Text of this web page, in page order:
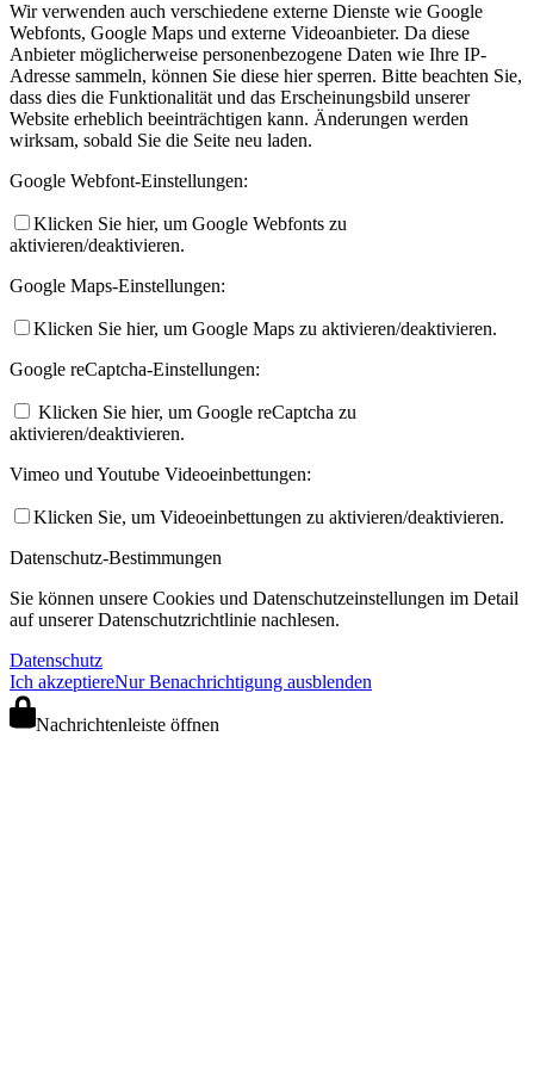
Wir verwenden auch verschiedene externe Dienste wie Google
Webfonts, Google Maps und externe Videoanbieter. Da diese
Anbieter möglicherweise personenbezogene Daten wie Ihre IP-
Adresse sammeln, können Sie diese hier sperren. Bitte beachten Sie,
dass dies die Funktionalität und das Erscheinungsbild unserer
Website erheblich beeinträchtigen kann. Änderungen werden
wirksam, sobald Sie die Seite neu laden.
Google Webfont-Einstellungen:
Klicken Sie hier, um Google Webfonts zu
aktivieren/deaktivieren.
Google Maps-Einstellungen:
Klicken Sie hier, um Google Maps zu aktivieren/deaktivieren.
Google reCaptcha-Einstellungen:
Klicken Sie hier, um Google reCaptcha zu
aktivieren/deaktivieren.
Vimeo und Youtube Videoeinbettungen:
Klicken Sie, um Videoeinbettungen zu aktivieren/deaktivieren.
Datenschutz-Bestimmungen
Sie können unsere Cookies und Datenschutzeinstellungen im Detail
auf unserer Datenschutzrichtlinie nachlesen.
Datenschutz
Ich akzeptiereNur Benachrichtigung ausblenden
Nachrichtenleiste öffnen